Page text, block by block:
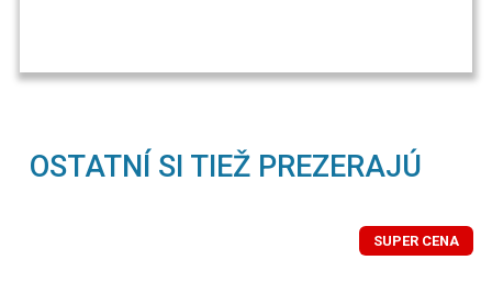
OSTATNÍ SI TIEŽ PREZERAJÚ
SUPER CENA